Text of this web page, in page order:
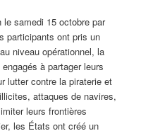
samedi 15 octobre par
participants ont pris un
niveau opérationnel, la
à partager leurs
lutter contre la piraterie et
attaques de navires,
leurs frontières
les États ont créé un